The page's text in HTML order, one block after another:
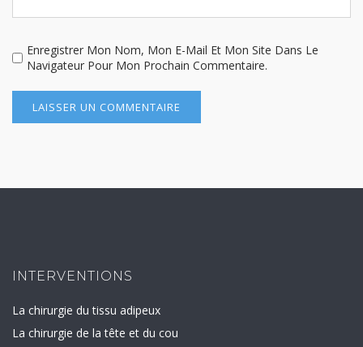
Enregistrer Mon Nom, Mon E-Mail Et Mon Site Dans Le
Navigateur Pour Mon Prochain Commentaire.
INTERVENTIONS
La chirurgie du tissu adipeux
La chirurgie de la tête et du cou